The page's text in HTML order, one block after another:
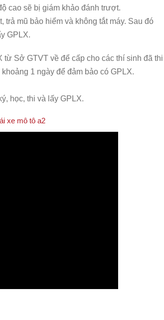
cao sẽ bị giám khảo đánh trượt.
trả mũ bảo hiểm và không tắt máy. Sau đó
GPLX.
Sở GTVT về để cấp cho các thí sinh đã thi
1 ngày để đảm bảo có GPLX.
học, thi và lấy GPLX.
xe mô tô a2